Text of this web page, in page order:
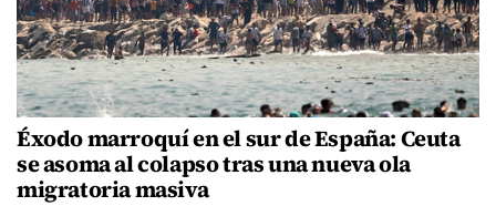
Éxodo marroquí en el sur de España: Ceuta
se asoma al colapso tras una nueva ola
migratoria masiva